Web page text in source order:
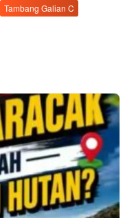
Tambang Galian C